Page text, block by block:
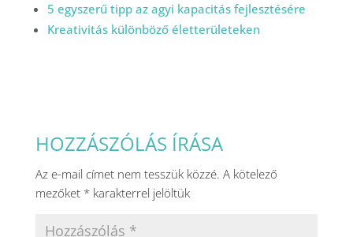
5 egyszerű tipp az agyi kapacitás fejlesztésére
Kreativitás különböző életterületeken
HOZZÁSZÓLÁS ÍRÁSA
Az e-mail címet nem tesszük közzé. A kötelező
mezőket *karakterrel jelöltük